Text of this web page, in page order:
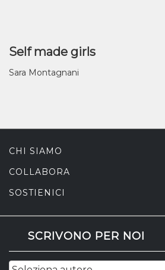
Self made girls
Sara Montagnani
CHI SIAMO
COLLABORA
SOSTIENICI
SCRIVONO PER NOI